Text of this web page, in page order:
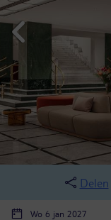
Delen
Wo 6 jan 2027